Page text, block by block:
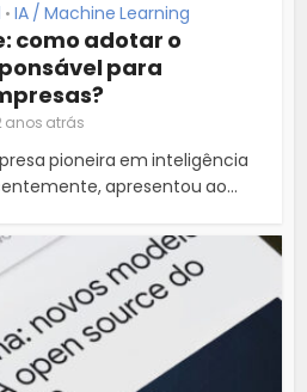
• IA / Machine Learning
como adotar o
para
anos atrás
pioneira em inteligência
apresentou ao...